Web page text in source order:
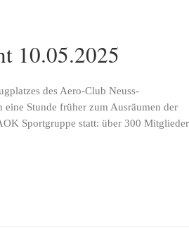
10.05.2025
des Aero-Club Neuss-
Stunde früher zum Ausräumen der
Sportgruppe statt: über 300 Mitglieder